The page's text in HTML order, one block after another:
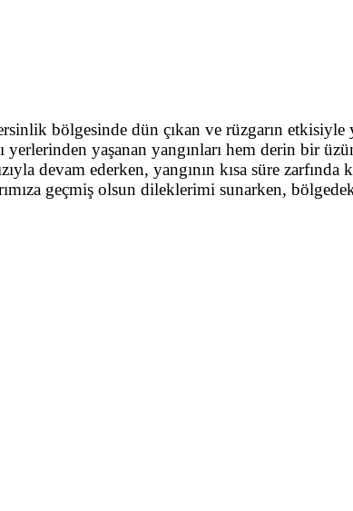
bölgesinde dün çıkan ve rüzgarın etkisiyle
yerlerinden yaşanan yangınları hem derin bir
devam ederken, yangının kısa süre
geçmiş olsun dileklerimi sunarken,